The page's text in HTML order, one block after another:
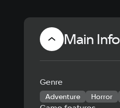
Main Info
Genre
Adventure Horror